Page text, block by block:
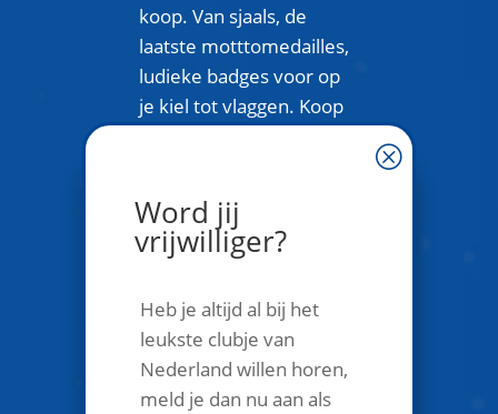
koop. Van sjaals, de
laatste motttomedailles,
ludieke badges voor op
je kiel tot vlaggen. Koop
Kieleshop.
Word jij
vrijwilliger?
Heb je altijd al bij het
leukste clubje van
Nederland willen horen,
meld je dan nu aan als
Q